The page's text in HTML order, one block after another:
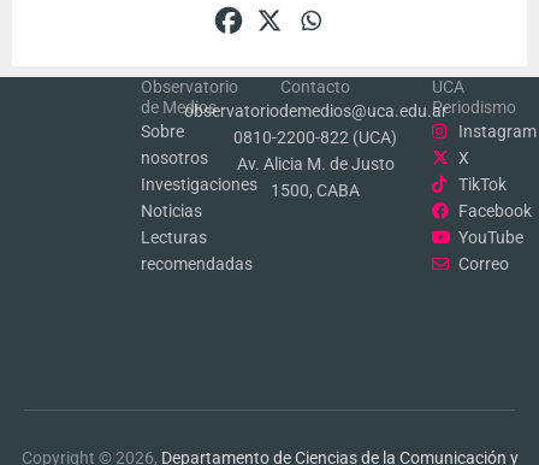
Observatorio
de Medios
Sobre
nosotros
Investigaciones
Noticias
Lecturas
recomendadas
Contacto
observatoriodemedios@uca.edu.ar
0810-2200-822 (UCA)
Av. Alicia M. de Justo
1500, CABA
UCA
Periodismo
Instagram
X
TikTok
Facebook
YouTube
Correo
Copyright © 2026, Departamento de Ciencias de la Comunicación y